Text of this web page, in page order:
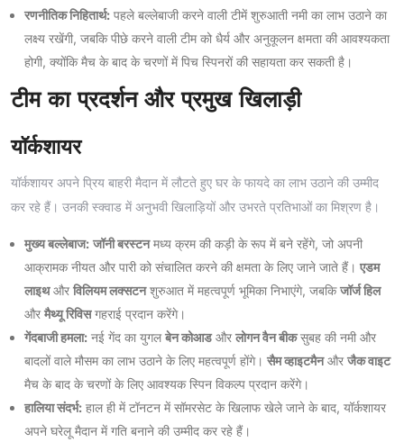
रणनीतिक निहितार्थ: पहले बल्लेबाजी करने वाली टीमें शुरुआती नमी का लाभ उठाने का
लक्ष्य रखेंगी, जबकि पीछे करने वाली टीम को धैर्य और अनुकूलन क्षमता की आवश्यकता
होगी, क्योंकि मैच के बाद के चरणों में पिच स्पिनरों की सहायता कर सकती है।
टीम का प्रदर्शन और प्रमुख खिलाड़ी
यॉर्कशायर
यॉर्कशायर अपने प्रिय बाहरी मैदान में लौटते हुए घर के फायदे का लाभ उठाने की उम्मीद
कर रहे हैं। उनकी स्क्वाड में अनुभवी खिलाड़ियों और उभरते प्रतिभाओं का मिश्रण है।
मुख्य बल्लेबाज: जॉनी बरस्टनमध्य क्रम की कड़ी के रूप में बने रहेंगे, जो अपनी
आक्रामक नीयत और पारी को संचालित करने की क्षमता के लिए जाने जाते हैं। एडम
लाइथऔर विलियम लक्सटनशुरुआत में महत्वपूर्ण भूमिका निभाएंगे, जबकिजॉर्ज हिल
और मैथ्यू रिविसगहराई प्रदान करेंगे।
गेंदबाजी हमला: नई गेंद का युगलबेन कोआडऔर लोगन वैन बीकसुबह की नमी और
बादलों वाले मौसम का लाभ उठाने के लिए महत्वपूर्ण होंगे। सैम व्हाइटमैनऔर जैक वाइट
मैच के बाद के चरणों के लिए आवश्यक स्पिन विकल्प प्रदान करेंगे।
हालिया संदर्भ: हाल ही में टॉनटन में सॉमरसेट के खिलाफ खेले जाने के बाद, यॉर्कशायर
अपने घरेलू मैदान में गति बनाने की उम्मीद कर रहे हैं।